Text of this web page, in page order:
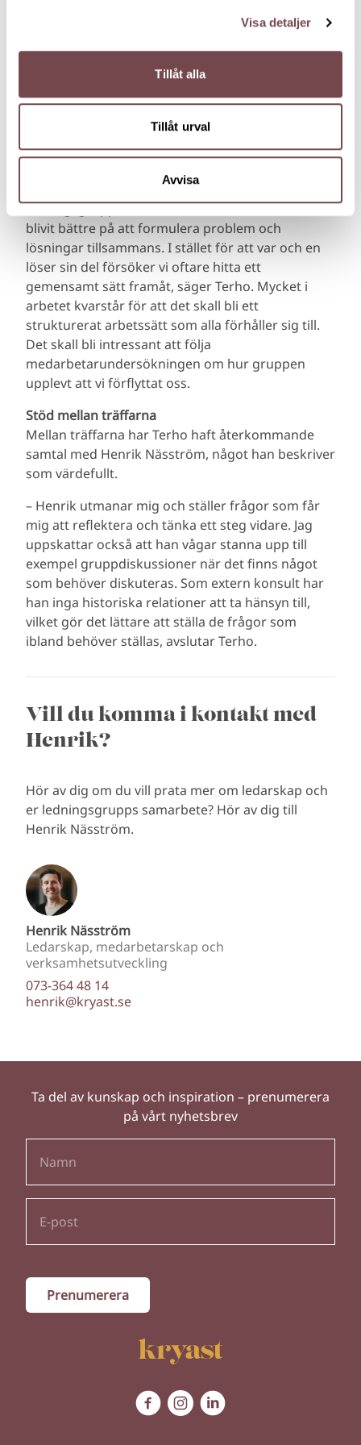
Visa detaljer
Tillåt alla
Tillåt urval
Avvisa
– Det ledde till många intressanta diskussioner om
vad det innebär för gruppen, och gav oss nya
perspektiv på både oss själva och varandra.
Terho upplever att medarbetarna i dag är öppnare
mot varandra och att diskussionerna blivit mer
saker ur olika synvinklar. Vi i vår operativa
ledningsgrupp har kommit närmare varandra och
blivit bättre på att formulera problem och
lösningar tillsammans. I stället för att var och en
löser sin del försöker vi oftare hitta ett
gemensamt sätt framåt, säger Terho. Mycket i
arbetet kvarstår för att det skall bli ett
strukturerat arbetssätt som alla förhåller sig till.
Det skall bli intressant att följa
medarbetarundersökningen om hur gruppen
upplevt att vi förflyttat oss.
Stöd mellan träffarna
Mellan träffarna har Terho haft återkommande
samtal med Henrik Näsström, något han beskriver
som värdefullt.
– Henrik utmanar mig och ställer frågor som får
mig att reflektera och tänka ett steg vidare. Jag
uppskattar också att han vågar stanna upp till
exempel gruppdiskussioner när det finns något
som behöver diskuteras. Som extern konsult har
han inga historiska relationer att ta hänsyn till,
vilket gör det lättare att ställa de frågor som
ibland behöver ställas, avslutar Terho.
Vill du komma i kontakt med
Henrik?
Hör av dig om du vill prata mer om ledarskap och
er ledningsgrupps samarbete? Hör av dig till
Henrik Näsström.
Henrik Näsström
Ledarskap, medarbetarskap och
verksamhetsutveckling
073-364 48 14
henrik@kryast.se
Ta del av kunskap och inspiration – prenumerera
på vårt nyhetsbrev